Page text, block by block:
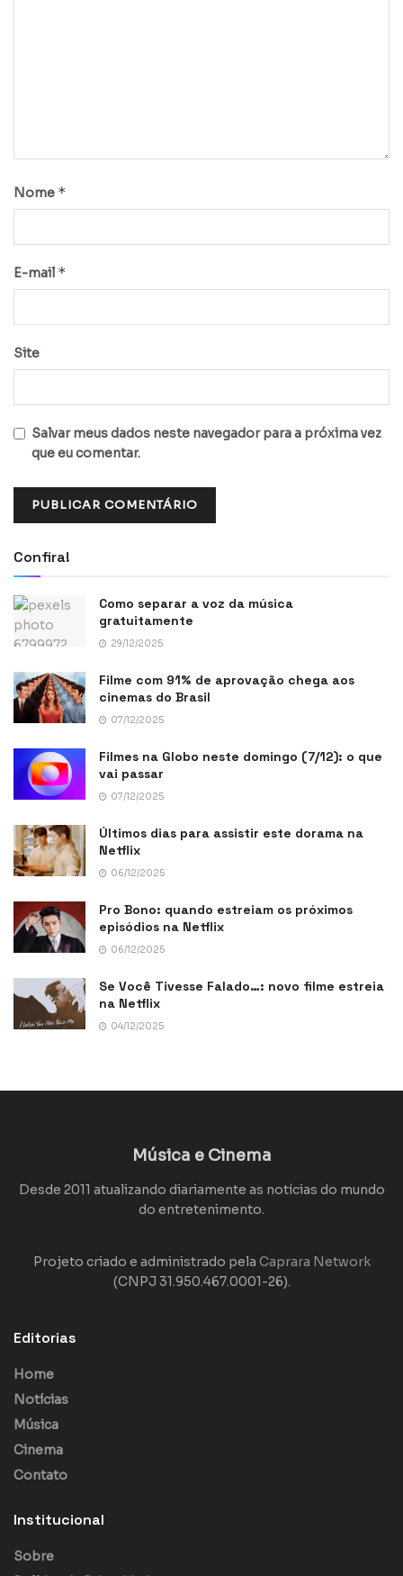
Nome *
E-mail *
Site
Salvar meus dados neste navegador para a próxima vez
que eu comentar.
Confira!
Como separar a voz da música
gratuitamente
29/12/2025
Filme com 91% de aprovação chega aos
cinemas do Brasil
07/12/2025
Filmes na Globo neste domingo (7/12): o que
vai passar
07/12/2025
Últimos dias para assistir este dorama na
Netflix
06/12/2025
Pro Bono: quando estreiam os próximos
episódios na Netflix
06/12/2025
Se Você Tivesse Falado…: novo filme estreia
na Netflix
04/12/2025
Música e Cinema
Desde 2011 atualizando diariamente as notícias do mundo
do entretenimento.
Projeto criado e administrado pela Caprara Network
(CNPJ 31.950.467.0001-26).
Editorias
Home
Notícias
Música
Cinema
Contato
Institucional
Sobre